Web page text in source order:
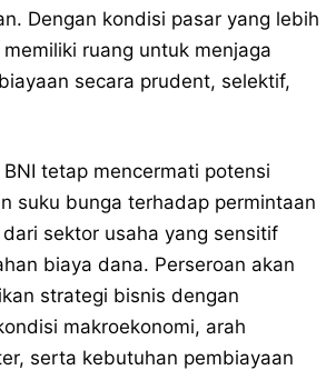
Dengan kondisi pasar yang lebih
ruang untuk menjaga
secara prudent, selektif,
tetap mencermati potensi
suku bunga terhadap permintaan
sektor usaha yang sensitif
biaya dana. Perseroan akan
strategi bisnis dengan
makroekonomi, arah
serta kebutuhan pembiayaan